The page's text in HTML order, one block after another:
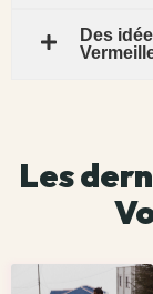
Des
Les